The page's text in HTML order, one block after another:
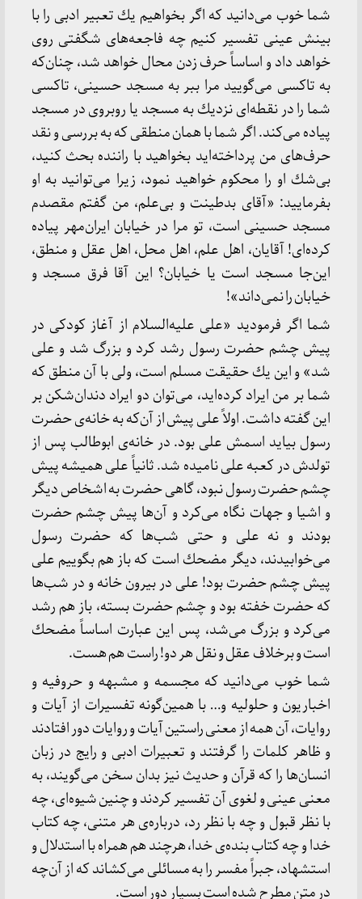
شما خوب می‌دانید كه اگر بخواهیم یك تعبیر ادبی را با
بینش عینی تفسیر كنیم چه فاجعه‌های شگفتی روی
خواهد داد و اساساً حرف زدن محال خواهد شد، چنان‌كه
به تاكسی می‌گویید مرا ببر به مسجد حسینی، تاكسی
شما را در نقطه‌ای نزدیك به مسجد یا روبروی در مسجد
پیاده می‌كند. اگر شما با همان منطقی كه به بررسی و نقد
حرف‌های من پرداخته‌اید بخواهید با راننده بحث كنید،
بی‌شك او را محكوم خواهید نمود، زیرا می‌توانید به او
بفرمایید: «آقای بدطینت و بی‌علم، من گفتم مقصدم
مسجد حسینی است، تو مرا در خیابان ایران‌مهر پیاده
كرده‌ای! آقایان، اهل علم، اهل محل، اهل عقل و منطق،
این‌جا مسجد است یا خیابان؟ این آقا فرق مسجد و
خیابان را نمی‌داند»!
شما اگر فرمودید «علی علیه‌السلام از آغاز كودكی در
پیش چشم حضرت رسول رشد كرد و بزرگ شد و علی
شد» و این یك حقیقت مسلم است، ولی با آن منطق كه
شما بر من ایراد كرده‌اید، می‌توان دو ایراد دندان‌شكن بر
این گفته داشت. اولاً علی پیش از آن‌كه به خانه‌ی حضرت
رسول بیاید اسمش علی بود. در خانه‌ی ابوطالب پس از
تولدش در كعبه علی نامیده شد. ثانیاً علی همیشه پیش
چشم حضرت رسول نبود، گاهی حضرت به اشخاص دیگر
و اشیا و جهات نگاه می‌كرد و آن‌ها پیش چشم حضرت
بودند و نه علی و حتی شب‌ها كه حضرت رسول
می‌خوابیدند، دیگر مضحك است كه باز هم بگوییم علی
پیش چشم حضرت بود! علی در بیرون خانه و در شب‌ها
كه حضرت خفته بود و چشم حضرت بسته، باز هم رشد
می‌كرد و بزرگ می‌شد، پس این عبارت اساساً مضحك
است و برخلاف عقل و نقل هر دو! راست هم هست.
شما خوب می‌دانید كه مجسمه و مشبهه و حروفیه و
اخباریون و حلولیه و… با همین‌گونه تفسیرات از آیات و
روایات، آن همه از معنی راستین آیات و روایات دور افتادند
و ظاهر كلمات را گرفتند و تعبیرات ادبی و رایج در زبان
انسان‌ها را كه قرآن و حدیث نیز بدان سخن می‌گویند، به
معنی عینی و لغوی آن تفسیر كردند و چنین شیوه‌ای، چه
با نظر قبول و چه با نظر رد، درباره‌ی هر متنی، چه كتاب
خدا و چه كتاب بنده‌ی خدا، هرچند هم همراه با استدلال و
استشهاد، جبراً مفسر را به مسائلی می‌كشاند كه از آن‌چه
در متن مطرح شده است بسیار دور است.